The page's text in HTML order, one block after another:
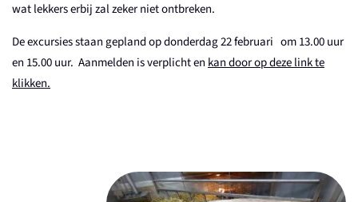
watlekkerserbijzalzekernietontbreken.
De excursies staan gepland op donderdag 22 februari om 13.00 uur
en 15.00 uur. Aanmelden is verplicht enkan door op deze link te
klikken.